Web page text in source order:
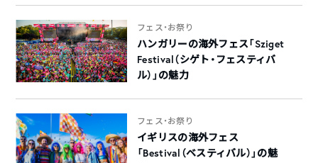
フェス・お祭り
ハンガリーの海外フェス「Sziget
Festival（シゲト・フェスティバ
ル）」の魅力
フェス・お祭り
イギリスの海外フェス
「Bestival（ベスティバル）」の魅